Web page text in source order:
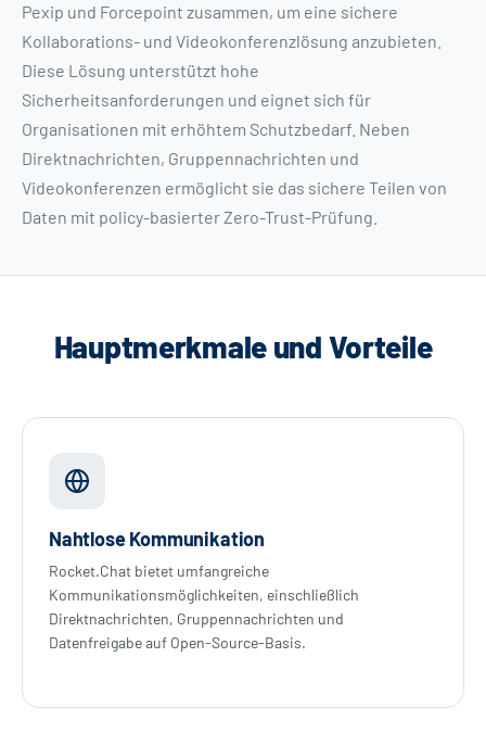
Pexip und Forcepoint zusammen, um eine sichere
Kollaborations- und Videokonferenzlösung anzubieten.
Diese Lösung unterstützt hohe
Sicherheitsanforderungen und eignet sich für
Organisationen mit erhöhtem Schutzbedarf. Neben
Direktnachrichten, Gruppennachrichten und
Videokonferenzen ermöglicht sie das sichere Teilen von
Daten mit policy-basierter Zero-Trust-Prüfung.
Hauptmerkmale und Vorteile
Nahtlose Kommunikation
Rocket.Chat bietet umfangreiche
Kommunikationsmöglichkeiten, einschließlich
Direktnachrichten, Gruppennachrichten und
Datenfreigabe auf Open-Source-Basis.